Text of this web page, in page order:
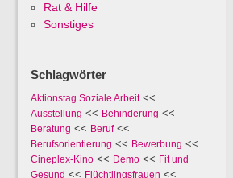
Rat & Hilfe
Sonstiges
Schlagwörter
Aktionstag Soziale Arbeit<<
Ausstellung << Behinderung <<
Beratung << Beruf<<
Berufsorientierung << Bewerbung <<
Cineplex-Kino << Demo << Fit und
Gesund << Flüchtlingsfrauen <<